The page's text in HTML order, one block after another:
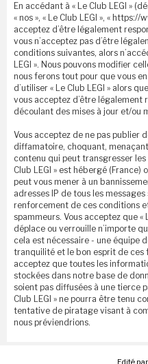
En accédant à « Le Club LEGI »
« nos », « Le Club LEGI », «
acceptez d’être légalement
vous n’acceptez pas d’être
conditions suivantes, alors
LEGI ». Nous pouvons modifier
nous ferons tout pour que vous
d’utiliser « Le Club LEGI » alors
vous acceptez d’être légalement
découlant des mises à jour et/ou
Vous acceptez de ne pas publier
diffamatoire, choquant,
contenu qui peut transgresser les
Club LEGI » est hébergé
peut vous mener à un
adresses IP de tous les
renforcement de ces conditions
spammeurs. Vous acceptez que «
déplace ou verrouille n’importe
cela est nécessaire - une équipe
tranquilité et le bon esprit de ces
acceptez que toutes les
stockées dans notre base de
soient pas diffusées à une tierce
Club LEGI » ne pourra être tenu
tentative de piratage visant à
nous préviendrions.
Edité